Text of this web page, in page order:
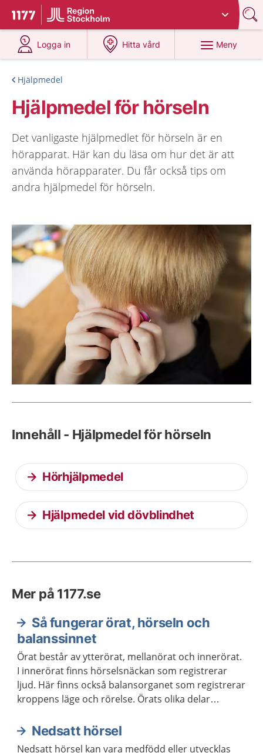
Till startsidan för 1177
Du har valt region
Logga in
på 1177.se
Hitta vård
på 1177.se
Meny
Hjälpmedel
Hjälpmedel för hörseln
Det vanligaste hjälpmedlet för hörseln är en
hörapparat. Här kan du läsa om hur det är att
använda hörapparater. Du får också tips om
andra hjälpmedel för hörseln.
Innehåll - Hjälpmedel för hörseln
Hörhjälpmedel
Hjälpmedel vid dövblindhet
Mer på 1177.se
Så fungerar örat, hörseln och
balanssinnet
Örat består av ytterörat, mellanörat och innerörat.
I innerörat finns hörselsnäckan som registrerar
ljud. Här finns också balansorganet som registrerar
kroppens läge och rörelse. Örats olika delar
hörselcentrum och balanscentrum i hjärnan.
Nedsatt hörsel
Nedsatt hörsel kan vara medfödd eller utvecklas